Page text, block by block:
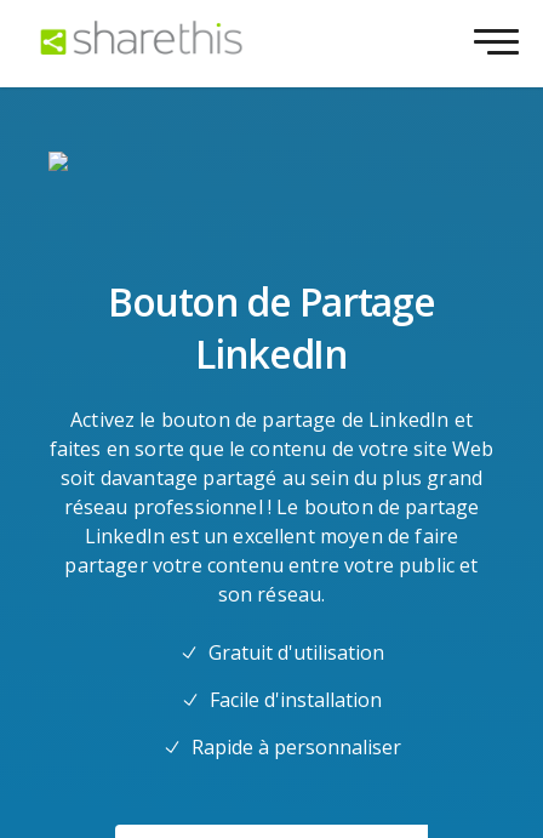
Bouton de Partage
LinkedIn
Activez le bouton de partage de LinkedIn et
faites en sorte que le contenu de votre site Web
soit davantage partagé au sein du plus grand
réseau professionnel ! Le bouton de partage
LinkedIn est un excellent moyen de faire
partager votre contenu entre votre public et
son réseau.
Gratuit d'utilisation
Facile d'installation
Rapide à personnaliser